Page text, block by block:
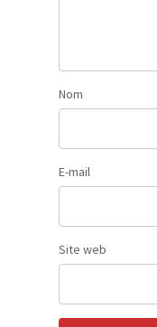
Nom
E-mail
Site web